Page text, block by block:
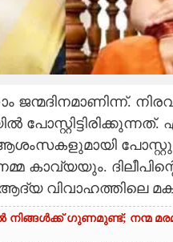
ജന്മദിനമാണിന്ന്.
കാവ്യയും.
വിവാഹത്തിലെ
നിങ്ങൾക്ക് ഗുണമുണ്ട്; നന്മ